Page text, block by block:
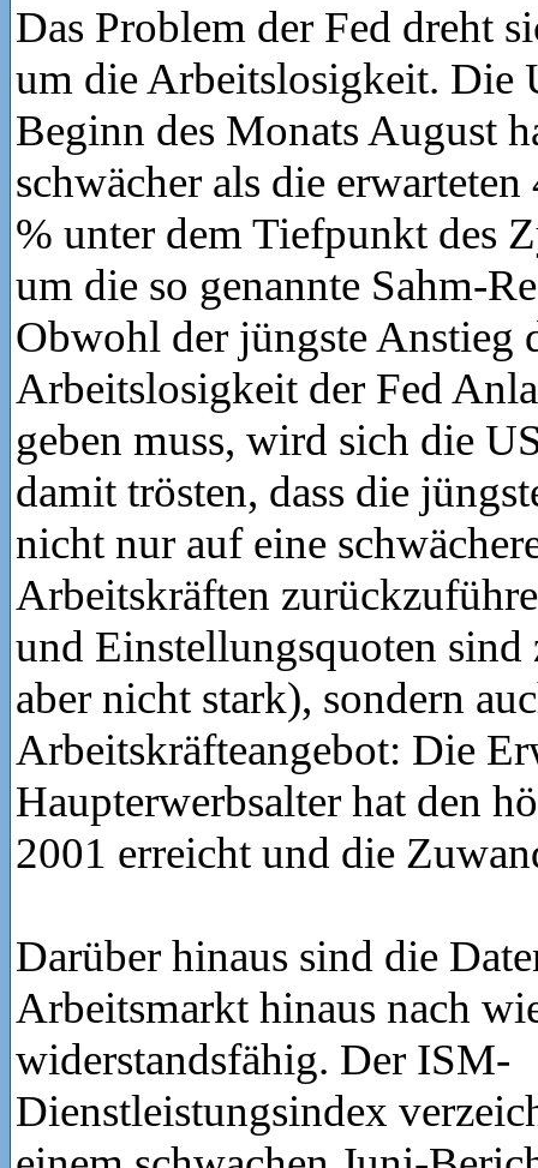
Das Problem der Fed dreht
um die Arbeitslosigkeit. Die
Beginn des Monats August
schwächer als die
% unter dem Tiefpunkt des
um die so genannte Sahm-
Obwohl der jüngste Anstieg
Arbeitslosigkeit der Fed
geben muss, wird sich die
damit trösten, dass die
nicht nur auf eine
Arbeitskräften
und Einstellungsquoten sind
aber nicht stark), sondern
Arbeitskräfteangebot: Die
Haupterwerbsalter hat den
2001 erreicht und die
Darüber hinaus sind die
Arbeitsmarkt hinaus nach
widerstandsfähig. Der ISM-
Dienstleistungsindex